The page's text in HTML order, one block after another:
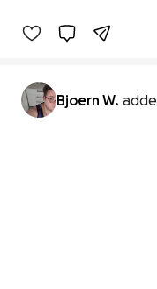
Bjoern W.